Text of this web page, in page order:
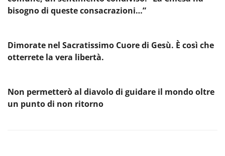
bisogno di queste consacrazioni…”
Dimorate nel Sacratissimo Cuore di Gesù. È così che
otterrete la vera libertà.
Non permetterò al diavolo di guidare il mondo oltre
un punto di non ritorno